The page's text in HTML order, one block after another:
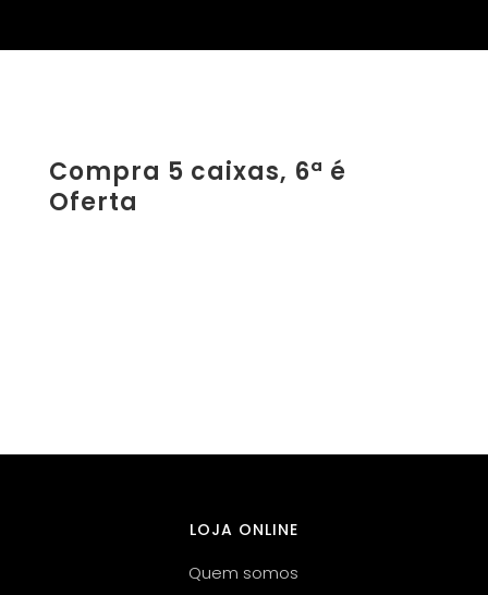
Compra 5 caixas, 6ª é
Oferta
LOJA ONLINE
Quem somos